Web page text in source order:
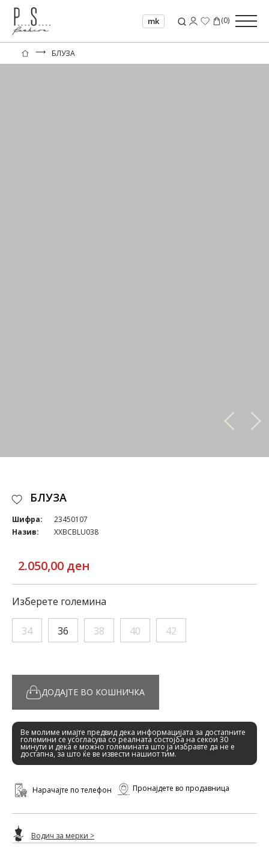
mk (0)
⟶ БЛУЗА
БЛУЗА
Шифра:
23450107
Назив:
XXBCBLU038
2.050,00 ден
Изберете големина
34 36 38 40 42
ДОДАЈТЕ ВО КОШНИЧКА
Ве молиме имајте предвид дека информацијата за достапните
големини се усогласува со реалната состојба на секои 30
минути и дека е можно големината што ја избравте да не е
достапна, за што ќе ве извести нашиот тим.
Нарачајте по телефон Пронајдете во продавница
Водич за мерки >